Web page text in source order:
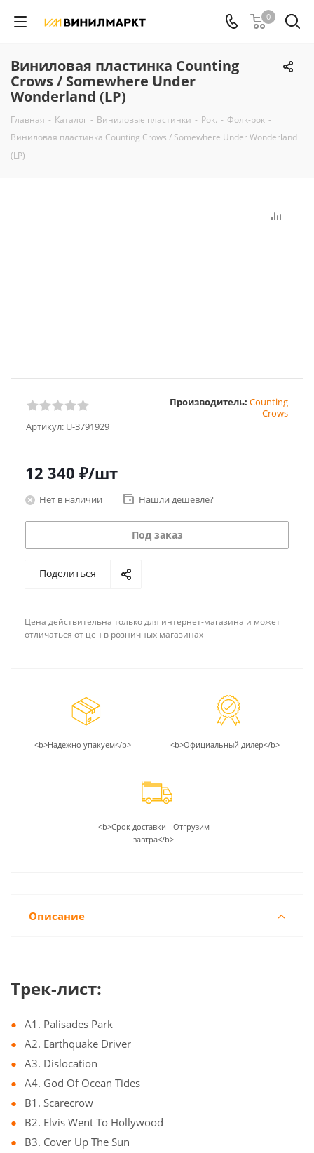
0
Виниловая пластинка Counting
Crows / Somewhere Under
Wonderland (LP)
Главная - Каталог - Виниловые пластинки - Рок. - Фолк-рок -
Виниловая пластинка Counting Crows / Somewhere Under Wonderland
(LP)
Артикул: U-3791929
Производитель: Counting
Crows
12 340 ₽/шт
Нет в наличии Нашли дешевле?
Под заказ
Поделиться
Цена действительна только для интернет-магазина и может
отличаться от цен в розничных магазинах
<b>Надежно упакуем</b> <b>Официальный дилер</b>
<b>Срок доставки - Отгрузим
завтра</b>
Описание
Трек-лист:
A1. Palisades Park
A2. Earthquake Driver
A3. Dislocation
A4. God Of Ocean Tides
B1. Scarecrow
B2. Elvis Went To Hollywood
B3. Cover Up The Sun